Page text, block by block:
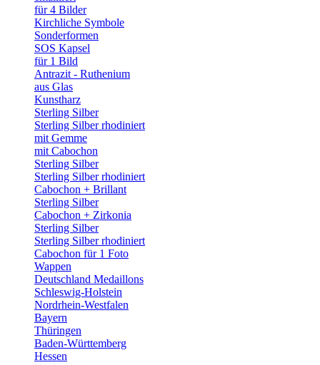
für 4 Bilder
Kirchliche Symbole
Sonderformen
SOS Kapsel
für 1 Bild
Antrazit - Ruthenium
aus Glas
Kunstharz
Sterling Silber
Sterling Silber rhodiniert
mit Gemme
mit Cabochon
Sterling Silber
Sterling Silber rhodiniert
Cabochon + Brillant
Sterling Silber
Cabochon + Zirkonia
Sterling Silber
Sterling Silber rhodiniert
Cabochon für 1 Foto
Wappen
Deutschland Medaillons
Schleswig-Holstein
Nordrhein-Westfalen
Bayern
Thüringen
Baden-Württemberg
Hessen